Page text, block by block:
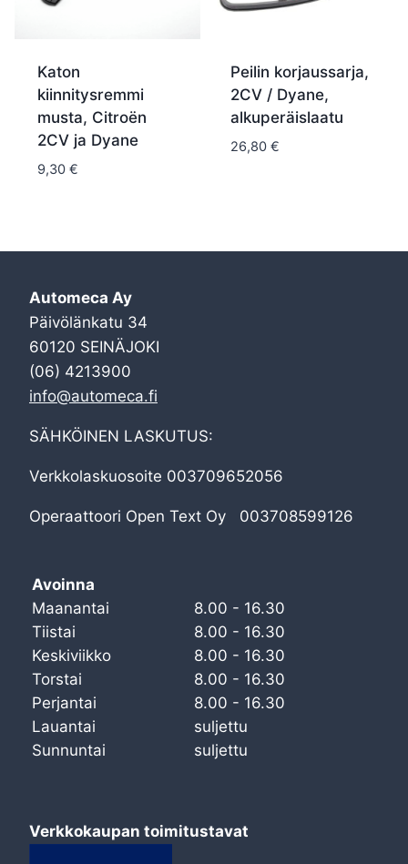
Katon
kiinnitysremmi
musta, Citroën
2CV ja Dyane
9,30 €
Peilin korjaussarja,
2CV / Dyane,
alkuperäislaatu
26,80 €
Automeca Ay
Päivölänkatu 34
60120 SEINÄJOKI
(06) 4213900
info@automeca.fi
SÄHKÖINEN LASKUTUS:
Verkkolaskuosoite 003709652056
Operaattoori Open Text Oy 003708599126
Avoinna
Maanantai
8.00 - 16.30
Tiistai
8.00 - 16.30
Keskiviikko
8.00 - 16.30
Torstai
8.00 - 16.30
Perjantai
8.00 - 16.30
Lauantai
suljettu
Sunnuntai
suljettu
Verkkokaupan toimitustavat